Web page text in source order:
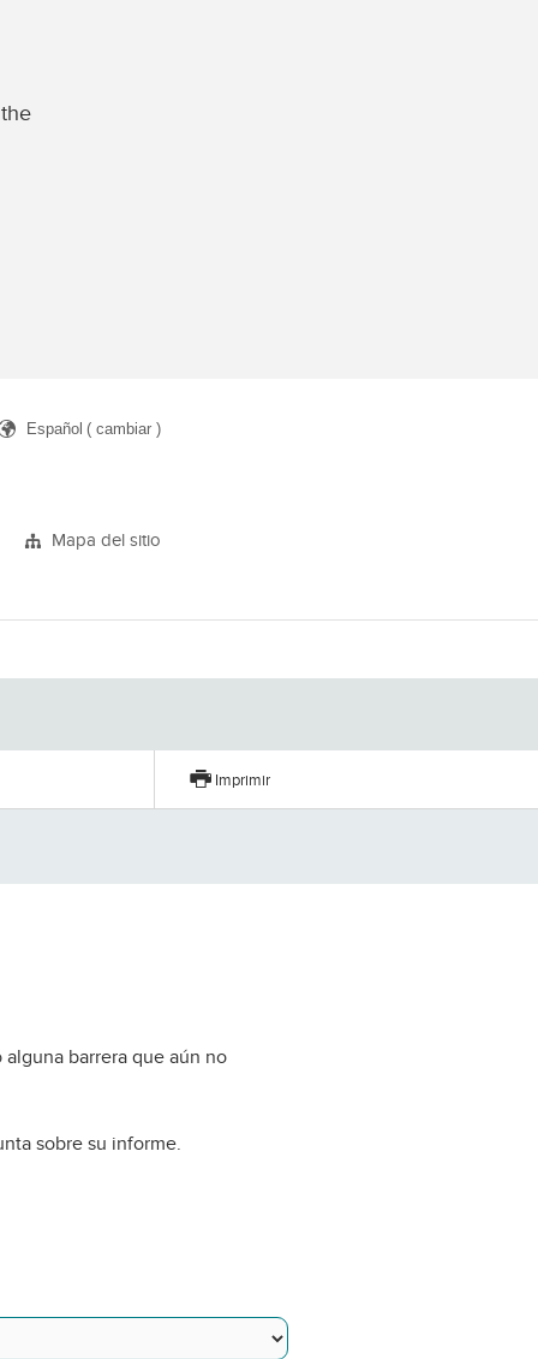
Español ( cambiar )
Mapa del sitio
Imprimir
barrera que aún no
sobre su informe.